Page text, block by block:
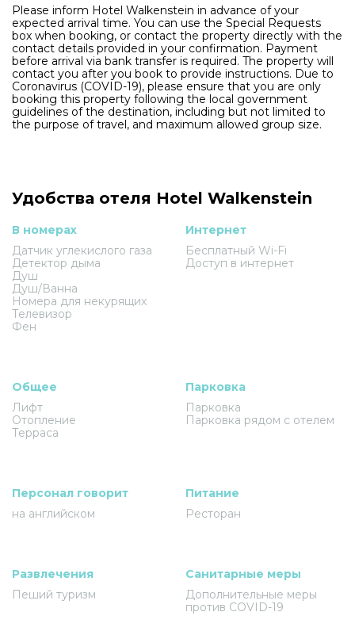
Please inform Hotel Walkenstein in advance of your
expected arrival time. You can use the Special Requests
box when booking, or contact the property directly with the
contact details provided in your confirmation. Payment
before arrival via bank transfer is required. The property will
contact you after you book to provide instructions. Due to
Coronavirus (COVID-19), please ensure that you are only
booking this property following the local government
guidelines of the destination, including but not limited to
the purpose of travel, and maximum allowed group size.
Удобства отеля Hotel Walkenstein
В номерах
Датчик углекислого газа
Детектор дыма
Душ
Душ/Ванна
Номера для некурящих
Телевизор
Фен
Интернет
Бесплатный Wi-Fi
Доступ в интернет
Общее
Лифт
Отопление
Терраса
Парковка
Парковка
Парковка рядом с отелем
Персонал говорит
на английском
Питание
Ресторан
Развлечения
Пеший туризм
Санитарные меры
Дополнительные меры
против COVID-19